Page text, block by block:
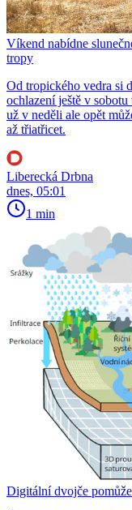
Víkend nabídne
tropy
Od tropického vedra si
ochlazení ještě v
už v neděli ale opět
až třiatřicet.
Liberecká Drbna
dnes, 05:01
1 min
Digitální dvojče